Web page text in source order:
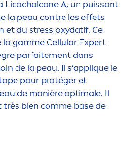
Licochalcone A, un puissant
la peau contre les effets
et du stress oxydatif. Ce
la gamme Cellular Expert
parfaitement dans
de la peau. Il s’applique le
pour protéger et
de manière optimale. Il
très bien comme base de